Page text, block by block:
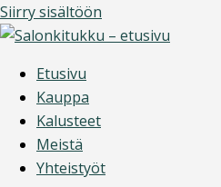
Siirry sisältöön
Etusivu
Kauppa
Kalusteet
Meistä
Yhteistyöt